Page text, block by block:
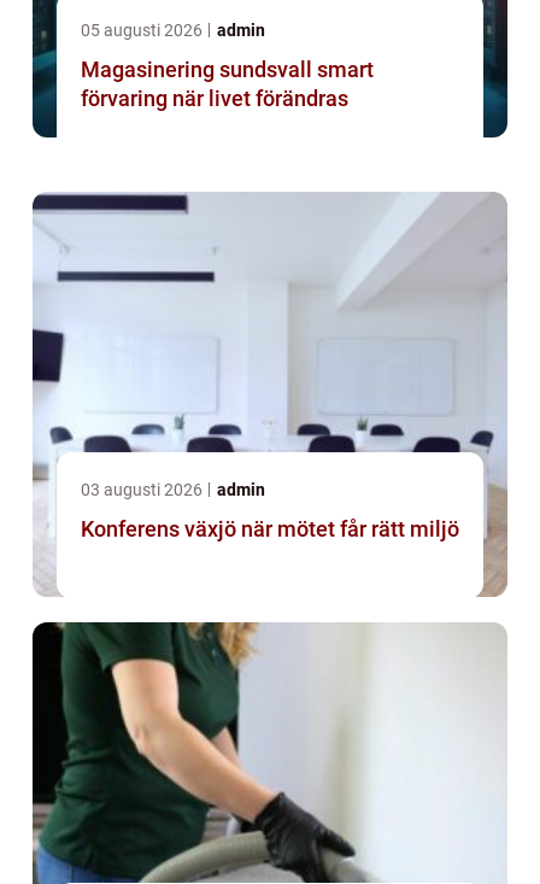
05 augusti 2026 admin
Magasinering sundsvall smart
förvaring när livet förändras
03 augusti 2026 admin
Konferens växjö när mötet får rätt miljö